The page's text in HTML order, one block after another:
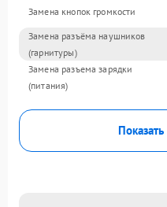
Замена кнопок громкости
Замена разъёма наушников
(гарнитуры)
Замена разъема зарядки
(питания)